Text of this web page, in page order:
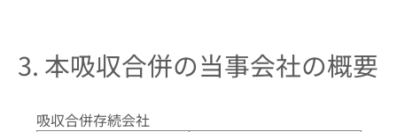
3. 本吸収合併の当事会社の概要
吸収合併存続会社